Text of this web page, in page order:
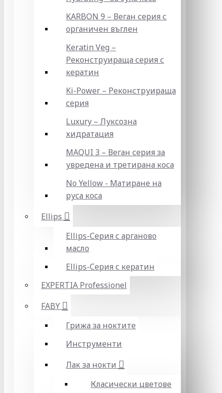
KARBON 9 – Веган серия с
органичен въглен
Keratin Veg –
Реконструираща серия с
кератин
Ki-Power – Реконструираща
серия
Luxury – Луксозна
хидратация
MAQUI 3 – Веган серия за
увредена и третирана коса
No Yellow - Матиране на
руса коса
Ellips
Ellips-Серия с арганово
масло
Ellips-Серия с кератин
EXPERTIA Professionel
FABY
Грижа за ноктите
Инструменти
Лак за нокти
Класически цветове